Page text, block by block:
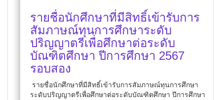
รายชื่อนักศึกษาที่มีสิทธิ์เข้ารับการ
สัมภาษณ์ทุนการศึกษาระดับ
ปริญญาตรีเพื่อศึกษาต่อระดับ
บัณฑิตศึกษา ปีการศึกษา 2567
รอบสอง
รายชื่อนักศึกษาที่มีสิทธิ์เข้ารับการสัมภาษณ์ทุนการศึกษา
ระดับปริญญาตรีเพื่อศึกษาต่อระดับบัณฑิตศึกษา ปีการศึกษา